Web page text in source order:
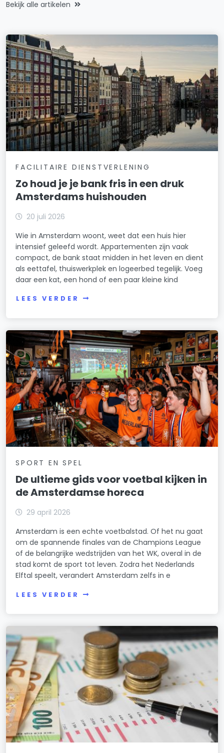
Bekijk alle artikelen
FACILITAIRE DIENSTVERLENING
Zo houd je je bank fris in een druk
Amsterdams huishouden
20 juli 2026
Wie in Amsterdam woont, weet dat een huis hier
intensief geleefd wordt. Appartementen zijn vaak
compact, de bank staat midden in het leven en dient
als eettafel, thuiswerkplek en logeerbed tegelijk. Voeg
daar een kat, een hond of een paar kleine kind
LEES VERDER
SPORT EN SPEL
De ultieme gids voor voetbal kijken in
de Amsterdamse horeca
29 april 2026
Amsterdam is een echte voetbalstad. Of het nu gaat
om de spannende finales van de Champions League
of de belangrijke wedstrijden van het WK, overal in de
stad komt de sport tot leven. Zodra het Nederlands
Elftal speelt, verandert Amsterdam zelfs in e
LEES VERDER